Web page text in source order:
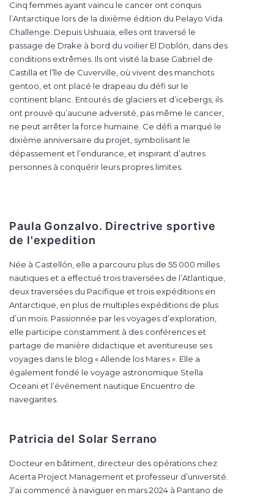
Cinq femmes ayant vaincu le cancer ont conquis
l’Antarctique lors de la dixième édition du Pelayo Vida
Challenge. Depuis Ushuaia, elles ont traversé le
passage de Drake à bord du voilier El Doblón, dans des
conditions extrêmes. Ils ont visité la base Gabriel de
Castilla et l’île de Cuverville, où vivent des manchots
gentoo, et ont placé le drapeau du défi sur le
continent blanc. Entourés de glaciers et d’icebergs, ils
ont prouvé qu’aucune adversité, pas même le cancer,
ne peut arrêter la force humaine. Ce défi a marqué le
dixième anniversaire du projet, symbolisant le
dépassement et l’endurance, et inspirant d’autres
personnes à conquérir leurs propres limites.
Paula Gonzalvo. Directrive sportive
de l'expedition
Née à Castellón, elle a parcouru plus de 55 000 milles
nautiques et a effectué trois traversées de l’Atlantique,
deux traversées du Pacifique et trois expéditions en
Antarctique, en plus de multiples expéditions de plus
d’un mois. Passionnée par les voyages d’exploration,
elle participe constamment à des conférences et
partage de manière didactique et aventureuse ses
voyages dans le blog « Allende los Mares ». Elle a
également fondé le voyage astronomique Stella
Oceani et l’événement nautique Encuentro de
navegantes.
Patricia del Solar Serrano
Docteur en bâtiment, directeur des opérations chez
Acerta Project Management et professeur d’université.
J’ai commencé à naviguer en mars 2024 à Pantano de